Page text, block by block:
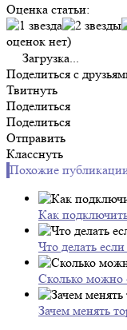
Оценка статьи:
оценок нет)
Загрузка...
Поделиться с
Твитнуть
Поделиться
Поделиться
Отправить
Класснуть
Похожие
Как
Что делать
Сколько можно
Зачем менять